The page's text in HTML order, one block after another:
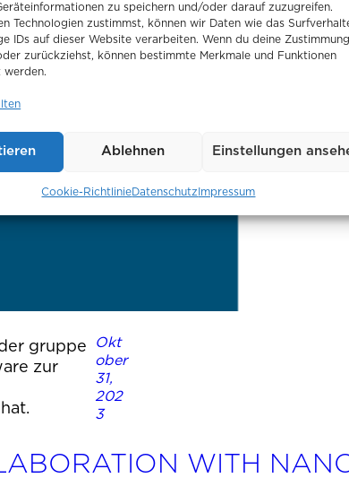
zu speichern und/oder darauf zuzugreifen.
Technologien zustimmst, können wir Daten wie das
IDs auf dieser Website verarbeiten. Wenn du deine
zurückziehst, können bestimmte Merkmale und Funktionen
werden.
Ablehnen Einstellungen
Cookie-RichtlinieDatenschutz Impressum
gruppe
zur
Okt
ober
31,
202
3
WITH